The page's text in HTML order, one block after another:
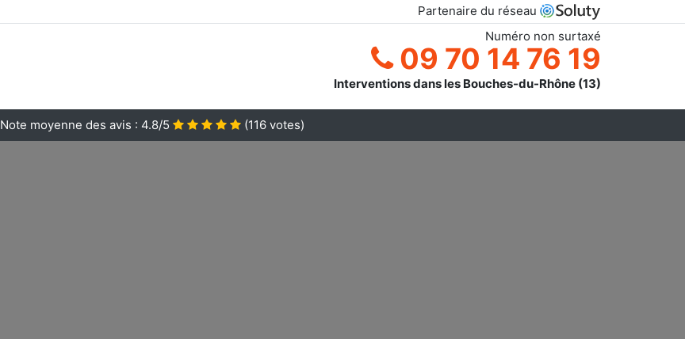
Partenaire du réseau
Numéro non surtaxé
09 70 14 76 19
Interventions dans les Bouches-du-Rhône (13)
Note moyenne des avis : 4.8/5 (116 votes)